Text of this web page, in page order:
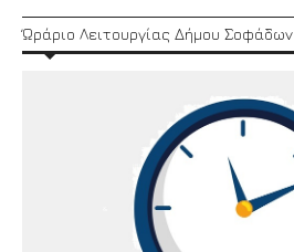
Ώράριο Λειτουργίας Δήμου Σοφάδων